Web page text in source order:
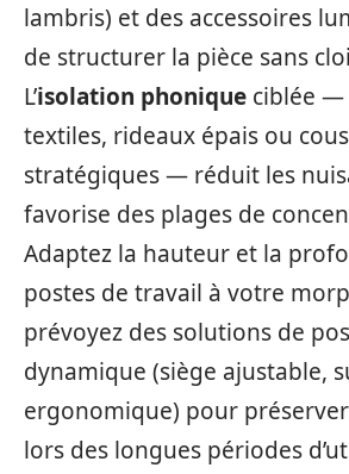
lambris) et des accessoires
de structurer la pièce sans
L’isolation phonique ciblée —
textiles, rideaux épais ou
stratégiques — réduit les
favorise des plages de
Adaptez la hauteur et la
postes de travail à votre
prévoyez des solutions de
dynamique (siège ajustable,
ergonomique) pour
lors des longues périodes